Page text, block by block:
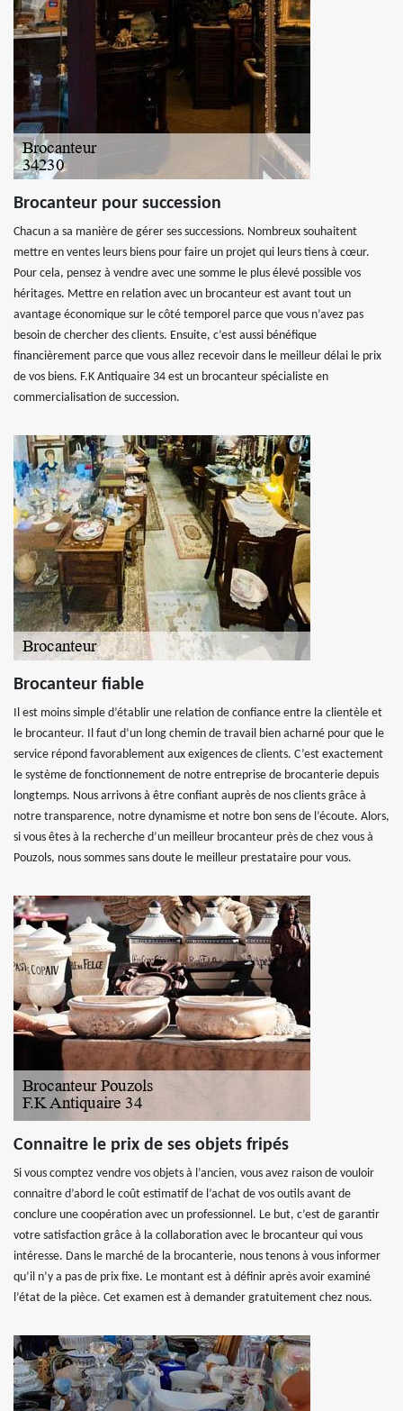
Brocanteur pour succession
Chacun a sa manière de gérer ses successions. Nombreux souhaitent
mettre en ventes leurs biens pour faire un projet qui leurs tiens à cœur.
Pour cela, pensez à vendre avec une somme le plus élevé possible vos
héritages. Mettre en relation avec un brocanteur est avant tout un
avantage économique sur le côté temporel parce que vous n’avez pas
besoin de chercher des clients. Ensuite, c’est aussi bénéfique
financièrement parce que vous allez recevoir dans le meilleur délai le prix
de vos biens. F.K Antiquaire 34 est un brocanteur spécialiste en
commercialisation de succession.
Brocanteur fiable
Il est moins simple d’établir une relation de confiance entre la clientèle et
le brocanteur. Il faut d’un long chemin de travail bien acharné pour que le
service répond favorablement aux exigences de clients. C’est exactement
le système de fonctionnement de notre entreprise de brocanterie depuis
longtemps. Nous arrivons à être confiant auprès de nos clients grâce à
notre transparence, notre dynamisme et notre bon sens de l’écoute. Alors,
si vous êtes à la recherche d’un meilleur brocanteur près de chez vous à
Pouzols, nous sommes sans doute le meilleur prestataire pour vous.
Connaitre le prix de ses objets fripés
Si vous comptez vendre vos objets à l’ancien, vous avez raison de vouloir
connaitre d’abord le coût estimatif de l’achat de vos outils avant de
conclure une coopération avec un professionnel. Le but, c’est de garantir
votre satisfaction grâce à la collaboration avec le brocanteur qui vous
intéresse. Dans le marché de la brocanterie, nous tenons à vous informer
qu’il n’y a pas de prix fixe. Le montant est à définir après avoir examiné
l’état de la pièce. Cet examen est à demander gratuitement chez nous.